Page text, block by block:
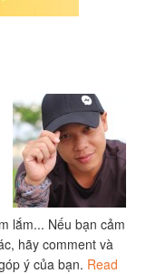
lắm... Nếu bạn cảm
hãy comment và
ý của bạn. Read